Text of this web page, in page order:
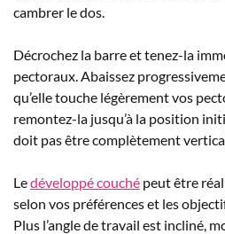
cambrer le dos.
Décrochez la barre et tenez-la
pectoraux. Abaissez
qu’elle touche légèrement vos
remontez-la jusqu’à la position
doit pas être complètement
Ledéveloppé couché peut être
selon vos préférences et les
Plus l’angle de travail est incliné,